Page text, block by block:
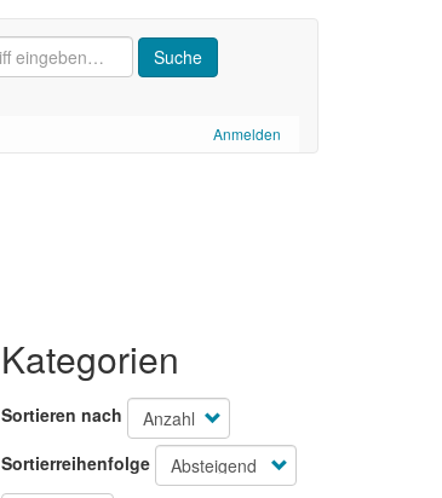
Anmelden
Kategorien
Sortieren nach
Sortierreihenfolge